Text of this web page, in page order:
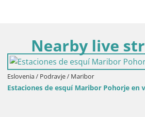
Nearby live
Eslovenia / Podravje / Maribor
Estaciones de esquí Maribor Pohorje en